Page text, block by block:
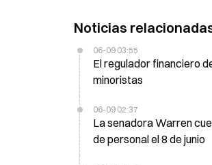
Noticias
06-09 03:55
El regulador financiero
minoristas
06-09 02:37
La senadora Warren
de personal el 8 de junio